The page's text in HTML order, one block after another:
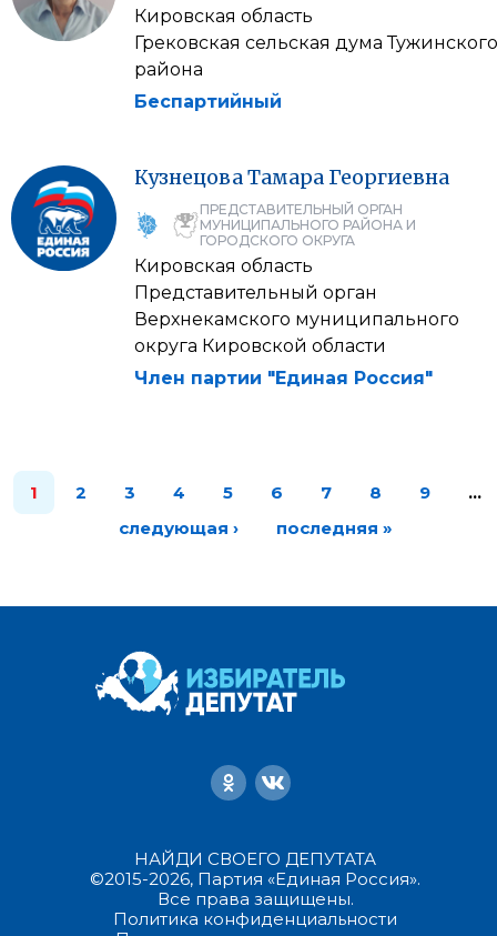
Кировская область
Грековская сельская дума Тужинского
района
Беспартийный
КузнецоваТамара Георгиевна
ПРЕДСТАВИТЕЛЬНЫЙ ОРГАН
МУНИЦИПАЛЬНОГО РАЙОНА И
ГОРОДСКОГО ОКРУГА
Кировская область
Представительный орган
Верхнекамского муниципального
округа Кировской области
Член партии "Единая Россия"
1 2 3 4 5 6 7 8 9
…
следующая ›
последняя »
НАЙДИ СВОЕГО ДЕПУТАТА
©2015-2026, Партия «Единая Россия».
Все права защищены.
Политика конфиденциальности